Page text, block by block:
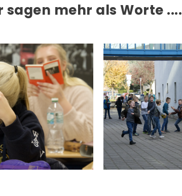
sagen mehr als Worte ....